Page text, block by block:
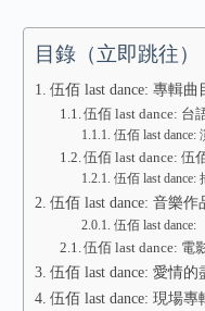
目錄（立即跳往）
伍佰 last dance: 專輯曲
伍佰 last dance: 台
伍佰 last
伍佰 last dance: 伍
伍佰 last dance:
伍佰 last dance: 音樂作
伍佰 last
伍佰 last dance: 電
伍佰 last dance: 愛情的
伍佰 last dance: 現場專